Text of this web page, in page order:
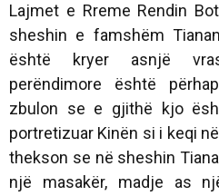
Lajmet e Rreme Rendin
sheshin e famshëm
është kryer asnjë
perëndimore është
zbulon se e gjithë kjo
portretizuar Kinën si i keqi
thekson se në sheshin
një masakër, madje as